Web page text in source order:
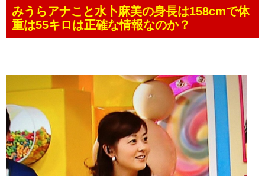
みうらアナこと水卜麻美の身長は158cmで体
重は55キロは正確な情報なのか？